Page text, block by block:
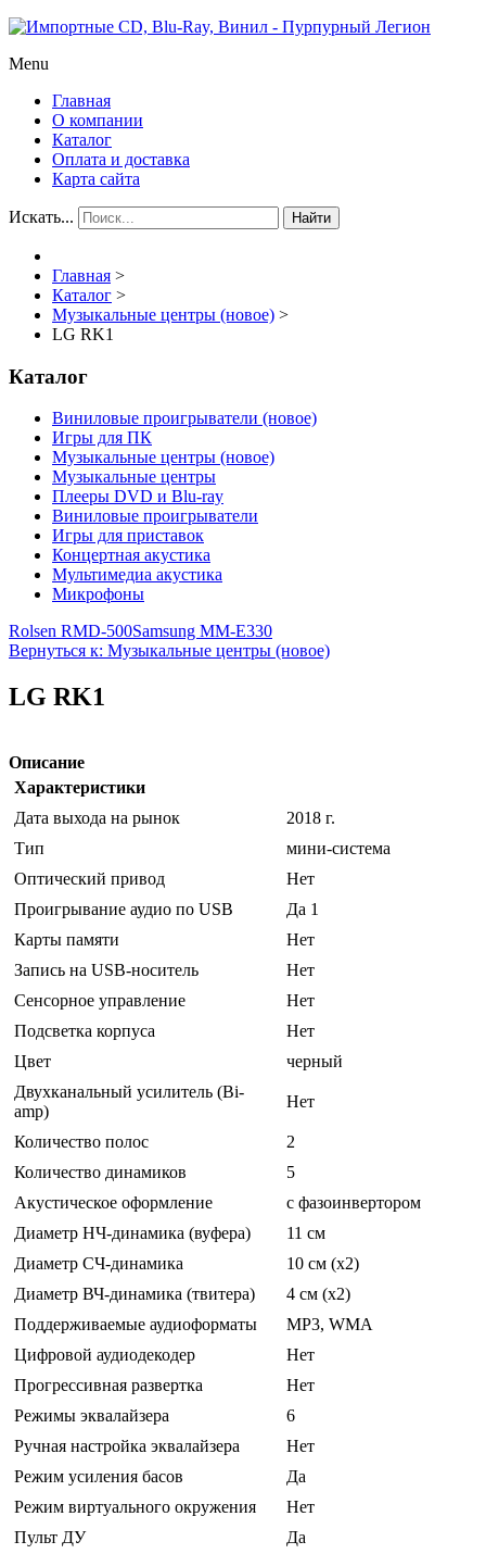
Menu
Главная
О компании
Каталог
Оплата и доставка
Карта сайта
Искать... Найти
Главная >
Каталог >
Музыкальные центры (новое) >
LG RK1
Каталог
Виниловые проигрыватели (новое)
Игры для ПК
Музыкальные центры (новое)
Музыкальные центры
Плееры DVD и Blu-ray
Виниловые проигрыватели
Игры для приставок
Концертная акустика
Мультимедиа акустика
Микрофоны
Rolsen RMD-500Samsung MM-E330
Вернуться к: Музыкальные центры (новое)
LG RK1
Описание
Характеристики
Дата выхода на рынок
2018 г.
Тип
мини-система
Оптический привод
Нет
Проигрывание аудио по USB
Да 1
Карты памяти
Нет
Запись на USB-носитель
Нет
Сенсорное управление
Нет
Подсветка корпуса
Нет
Цвет
черный
Двухканальный усилитель (Bi-
amp)
Нет
Количество полос
2
Количество динамиков
5
Акустическое оформление
с фазоинвертором
Диаметр НЧ-динамика (вуфера)
11 см
Диаметр СЧ-динамика
10 см (x2)
Диаметр ВЧ-динамика (твитера)
4 см (x2)
Поддерживаемые аудиоформаты
MP3, WMA
Цифровой аудиодекодер
Нет
Прогрессивная развертка
Нет
Режимы эквалайзера
6
Ручная настройка эквалайзера
Нет
Режим усиления басов
Да
Режим виртуального окружения
Нет
Пульт ДУ
Да